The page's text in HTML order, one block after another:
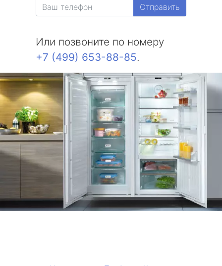
Отправить
Или позвоните по номеру
+7 (499) 653-88-85.